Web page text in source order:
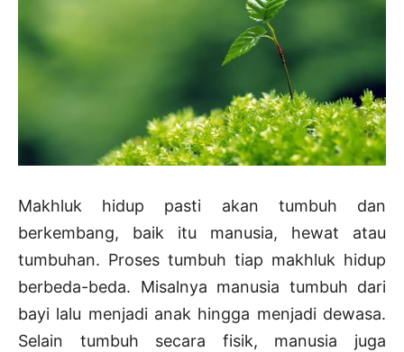
Makhluk hidup pasti akan tumbuh dan
berkembang, baik itu manusia, hewat atau
tumbuhan. Proses tumbuh tiap makhluk hidup
berbeda-beda. Misalnya manusia tumbuh dari
bayi lalu menjadi anak hingga menjadi dewasa.
Selain tumbuh secara fisik, manusia juga